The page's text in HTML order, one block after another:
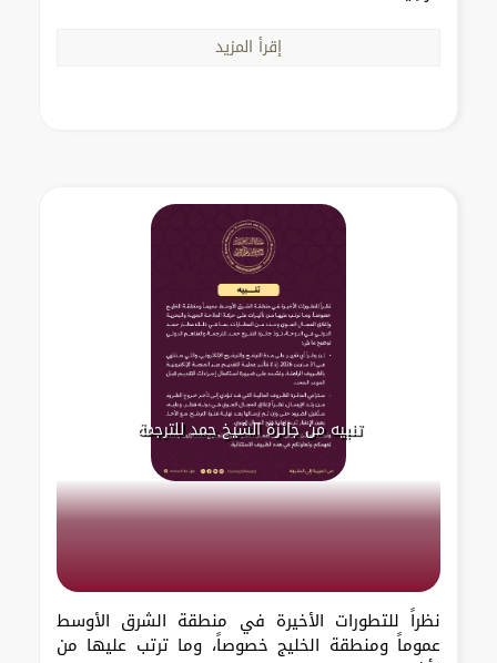
إقرأ المزيد
تنبيه من جائزة الشيخ حمد للترجمة
نظراً للتطورات الأخيرة في منطقة الشرق الأوسط
عموماً ومنطقة الخليج خصوصاً، وما ترتب عليها من